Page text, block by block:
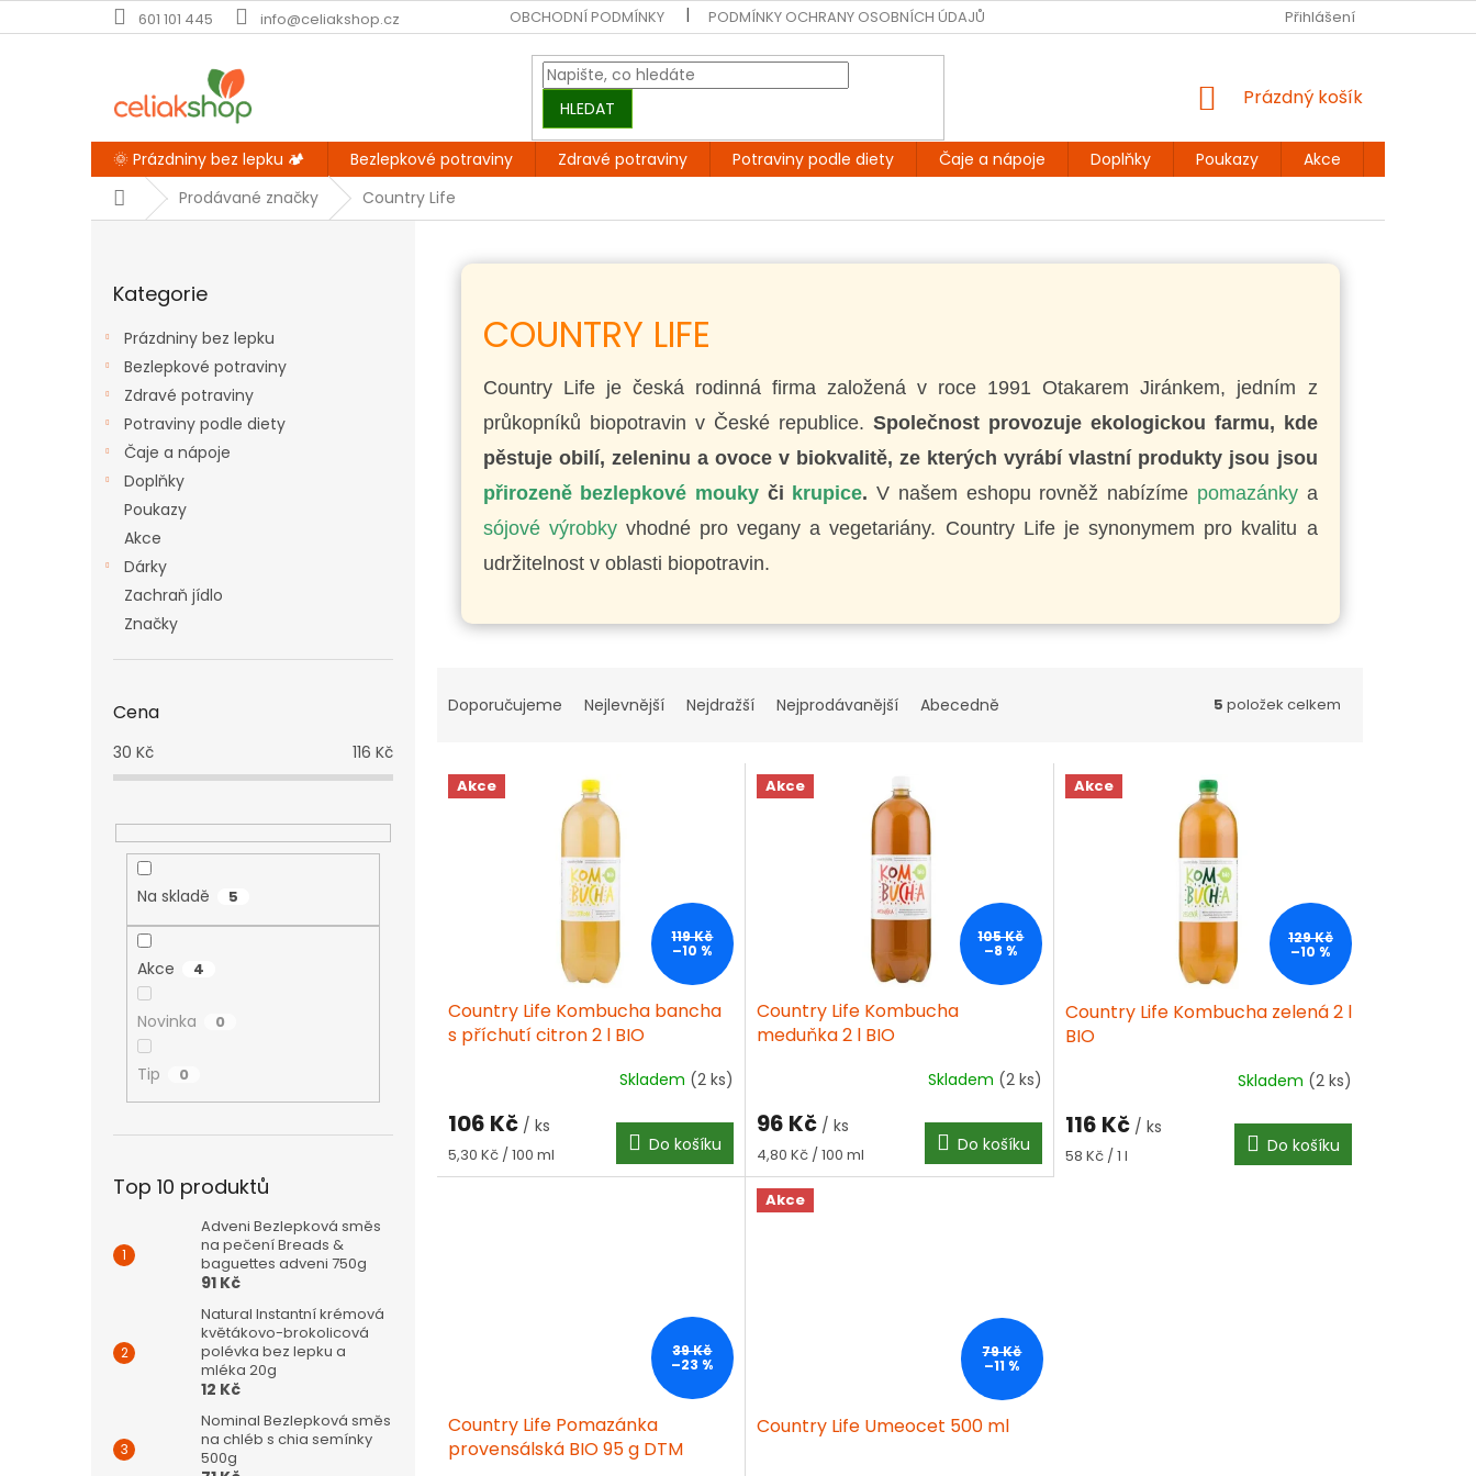
na
601 101 445 info@celiakshop.cz OBCHODNÍ PODMÍNKY PODMÍNKY OCHRANY OSOBNÍCH ÚDAJŮ KONTAKT DOPRAVA A PLATBA
Přihlášení
HLEDAT
NÁKUPNÍ
Prázdný košík
🌞 Prázdniny bez lepku 🏕️ Bezlepkové potraviny Zdravé potraviny Potraviny podle diety Čaje a nápoje Doplňky Poukazy Akce
DomůProdávané značky Country Life
kategorie
Kategorie
Prázdniny bez lepku
Bezlepkové potraviny
Zdravé potraviny
Potraviny podle diety
Čaje a nápoje
Doplňky
Poukazy
Akce
Dárky
Zachraň jídlo
Značky
Cena
30 Kč 116 Kč
Na skladě 5
Akce 4
Novinka 0
Tip 0
Top 10 produktů
Adveni Bezlepková směs
na pečení Breads &
baguettes adveni 750g
91 Kč
Natural Instantní krémová
květákovo-brokolicová
polévka bez lepku a
mléka 20g
12 Kč
Nominal Bezlepková směs
na chléb s chia semínky
500g
COUNTRY LIFE
Country Life je česká rodinná firma založená v roce 1991 Otakarem Jiránkem, jedním z
průkopníků biopotravin v České republice. Společnost provozuje ekologickou farmu, kde
pěstuje obilí, zeleninu a ovoce v biokvalitě, ze kterých vyrábí vlastní produkty jsou jsou
přirozeně bezlepkové moukyči krupice. V našem eshopu rovněž nabízíme pomazánky a
sójové výrobkyvhodné pro vegany a vegetariány. Country Life je synonymem pro kvalitu a
udržitelnost v oblasti biopotravin.
a
n
Doporučujeme Nejlevnější Nejdražší Nejprodávanější Abecedně 5 položek celkem
V Akce
119 Kč
–10 %
Country Life Kombucha bancha
s příchutí citron 2 l BIO
Skladem (2 ks)
106 Kč / ks
Měrná
cena:
5,30 Kč / 100 ml Do košíku
Akce
105 Kč
–8 %
Country Life Kombucha
meduňka 2 l BIO
Skladem (2 ks)
96 Kč / ks
Měrná
cena:
4,80 Kč / 100 ml Do košíku
Akce
129 Kč
–10 %
Country Life Kombucha zelená 2 l
BIO
Skladem (2 ks)
116 Kč / ks
Měrná
58 Kč / 1 l Do košíku
39 Kč
–23 %
Country Life Pomazánka
provensálská BIO 95 g DTM
Akce
79 Kč
–11 %
Country Life Umeocet 500 ml